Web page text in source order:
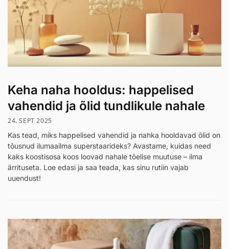
Keha naha hooldus: happelised
vahendid ja õlid tundlikule nahale
24. SEPT 2025
Kas tead, miks happelised vahendid ja nahka hooldavad õlid on
tõusnud ilumaailma superstaarideks? Avastame, kuidas need
kaks koostisosa koos loovad nahale tõelise muutuse – ilma
ärrituseta. Loe edasi ja saa teada, kas sinu rutiin vajab
uuendust!